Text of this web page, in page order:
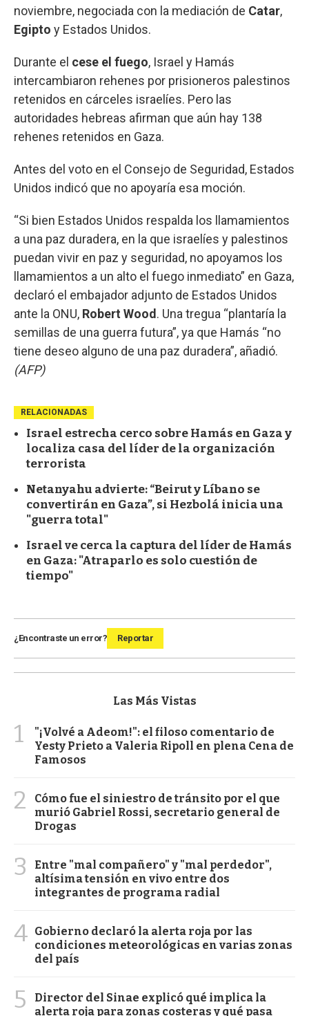
noviembre, negociada con la mediación de Catar,
Egipto y Estados Unidos.
Durante el cese el fuego, Israel y Hamás
intercambiaron rehenes por prisioneros palestinos
retenidos en cárceles israelíes. Pero las
autoridades hebreas afirman que aún hay 138
rehenes retenidos en Gaza.
Antes del voto en el Consejo de Seguridad, Estados
Unidos indicó que no apoyaría esa moción.
“Si bien Estados Unidos respalda los llamamientos
a una paz duradera, en la que israelíes y palestinos
puedan vivir en paz y seguridad, no apoyamos los
llamamientos a un alto el fuego inmediato” en Gaza,
declaró el embajador adjunto de Estados Unidos
ante la ONU, Robert Wood . Una tregua “plantaría la
semillas de una guerra futura”, ya que Hamás “no
tiene deseo alguno de una paz duradera”, añadió.
(AFP)
RELACIONADAS
Israel estrecha cerco sobre Hamás en Gaza y
localiza casa del líder de la organización
terrorista
Netanyahu advierte: “Beirut y Líbano se
convertirán en Gaza”, si Hezbolá inicia una
"guerra total"
Israel ve cerca la captura del líder de Hamás
en Gaza: "Atraparlo es solo cuestión de
tiempo"
¿Encontraste un error? Reportar
Las Más Vistas
1
"¡Volvé a Adeom!": el filoso comentario de
Yesty Prieto a Valeria Ripoll en plena Cena de
Famosos
2
Cómo fue el siniestro de tránsito por el que
murió Gabriel Rossi, secretario general de
Drogas
3
Entre "mal compañero" y "mal perdedor",
altísima tensión en vivo entre dos
integrantes de programa radial
4 Gobierno declaró la alerta roja por las
condiciones meteorológicas en varias zonas
del país
5
Director del Sinae explicó qué implica la
alerta roja para zonas costeras y qué pasa